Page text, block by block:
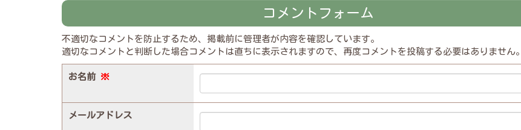
コメントフォーム
不適切なコメントを防止するため、掲載前に管理者が内容を確認しています。
適切なコメントと判断した場合コメントは直ちに表示されますので、再度コメントを投稿する必要はありません。
お名前 ※
メールアドレス